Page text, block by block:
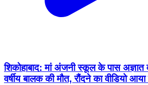
शिकोहाबाद: मां अंजनी स्कूल के पास
वर्षीय बालक की मौत, रौंदने का वीडियो